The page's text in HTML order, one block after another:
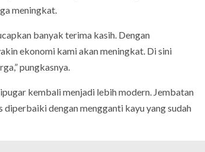
meningkat.
banyak terima kasih. Dengan
ekonomi kami akan meningkat. Di sini
pungkasnya.
kembali menjadi lebih modern. Jembatan
dengan mengganti kayu yang sudah